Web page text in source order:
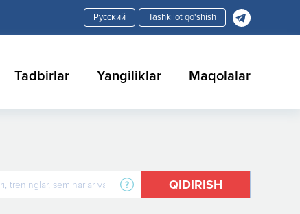
Tashkilot qo'shish
Tadbirlar Yangiliklar Maqolalar
QIDIRISH